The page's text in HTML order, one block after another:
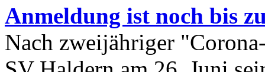
Anmeldung ist noch bis
Nach zweijähriger